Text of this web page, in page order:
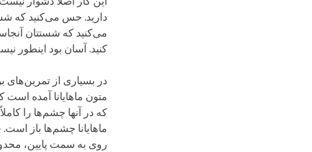
دارید. حس می‌کنید که
می‌کنید که شستتان
کنید. آسان بود اینطور
در بسیاری از تمرین‌های
متون ماهایانا آمده است
که در آنها چشم‌ها را
ماهایانا چشم‌ها باز
روی به سمت پایین،